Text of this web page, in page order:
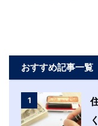
おすすめ記事一覧
1